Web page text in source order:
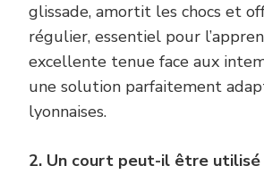
glissade, amortit les chocs et
régulier, essentiel pour
excellente tenue face aux
une solution parfaitement
lyonnaises.
2. Un court peut-il être utilisé